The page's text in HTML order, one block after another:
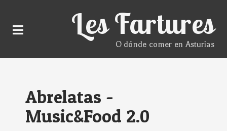
Les Fartures
O dónde comer en Asturias
Abrelatas -
Music&Food 2.0